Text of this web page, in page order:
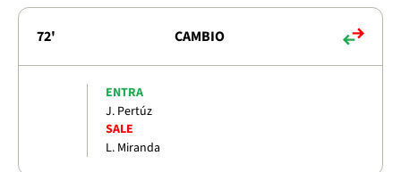
72' CAMBIO
ENTRA
J. Pertúz
SALE
L. Miranda